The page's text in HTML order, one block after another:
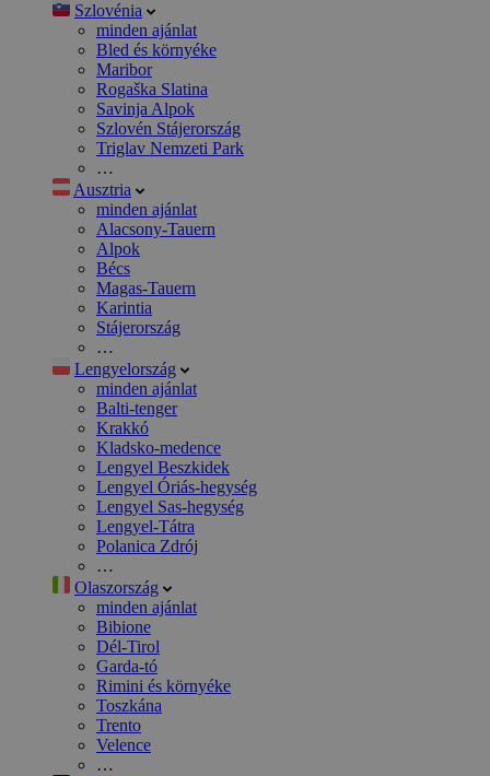
Szlovénia
minden ajánlat
Bled és környéke
Maribor
Rogaška Slatina
Savinja Alpok
Szlovén Stájerország
Triglav Nemzeti Park
…
Ausztria
minden ajánlat
Alacsony-Tauern
Alpok
Bécs
Magas-Tauern
Karintia
Stájerország
…
Lengyelország
minden ajánlat
Balti-tenger
Krakkó
Kladsko-medence
Lengyel Beszkidek
Lengyel Óriás-hegység
Lengyel Sas-hegység
Lengyel-Tátra
Polanica Zdrój
…
Olaszország
minden ajánlat
Bibione
Dél-Tirol
Garda-tó
Rimini és környéke
Toszkána
Trento
Velence
…